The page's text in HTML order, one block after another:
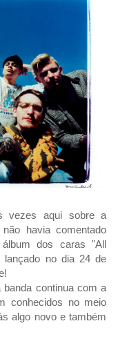
vezes aqui sobre a
havia comentado
dos caras "All
lançado no dia 24 de
continua com a
conhecidos no meio
algo novo e também